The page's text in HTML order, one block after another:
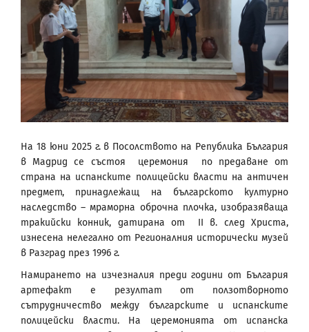
На 18 юни 2025 г. в Посолството на Република България
в Мадрид се състоя церемония по предаване от
страна на испанските полицейски власти на античен
предмет, принадлежащ на българското културно
наследство – мраморна оброчна плочка, изобразяваща
тракийски конник, датирана от II в. след Христа,
изнесена нелегално от Регионалния исторически музей
в Разград през 1996 г.
Намирането на изчезналия преди години от България
артефакт е резултат от ползотворното
сътрудничество между българските и испанските
полицейски власти. На церемонията от испанска